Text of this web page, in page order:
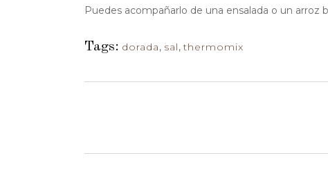
Puedes acompañarlo de una ensalada o un arroz
Tags: dorada, sal,thermomix